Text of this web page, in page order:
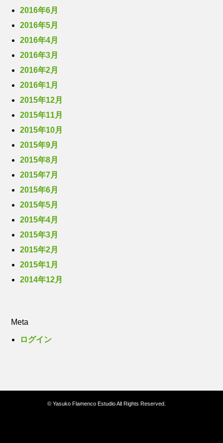
2016年6月
2016年5月
2016年4月
2016年3月
2016年2月
2016年1月
2015年12月
2015年11月
2015年10月
2015年9月
2015年8月
2015年7月
2015年6月
2015年5月
2015年4月
2015年3月
2015年2月
2015年1月
2014年12月
Meta
ログイン
© Yasuko Flamenco Estudio All Rights Reserved.